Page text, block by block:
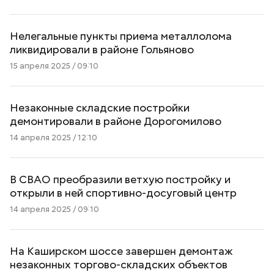
Нелегальные пункты приема металлолома
ликвидировали в районе Гольяново
15 апреля 2025 / 09:10
Незаконные складские постройки
демонтировали в районе Дорогомилово
14 апреля 2025 / 12:10
В СВАО преобразили ветхую постройку и
открыли в ней спортивно-досуговый центр
14 апреля 2025 / 09:10
На Каширском шоссе завершен демонтаж
незаконных торгово-складских объектов